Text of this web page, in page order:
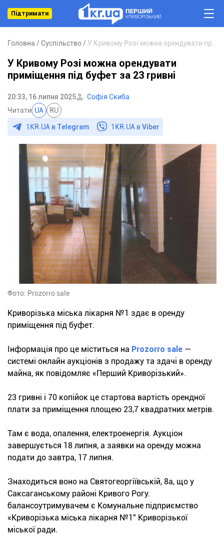
Підтримати
Головна Суспільство
У Кривому Розі можна орендувати
приміщення під буфет за 23 гривні
20:33, 16 липня 2025
Софія Скиба
Читати UA RU
1KR.UA в Telegram 1KR.UA вViber
Фото: Prozorro sale
Криворізька міська лікарня №1 здає в оренду
приміщення під буфет.
Інформація про це міститься на Prozorro sale —
системі онлайн аукціонів з продажу та здачі в оренду
майна, як повідомляє «Перший Криворізький».
23 гривні і 70 копійок це стартова вартість орендної
плати за приміщення площею 23,7 квадратних метрів.
Там є вода, опалення, електроенергія. Аукціон
завершується 18 липня, а заявки на оренду можна
подати до завтра, 17 липня.
Знаходиться воно на Святогеоргіївській, 8а, що у
Саксаганському районі Кривого Рогу.
балансоутримувачем є Комунальне підприємство
«Криворізька міська лікарня №1" Криворізької
міської ради.